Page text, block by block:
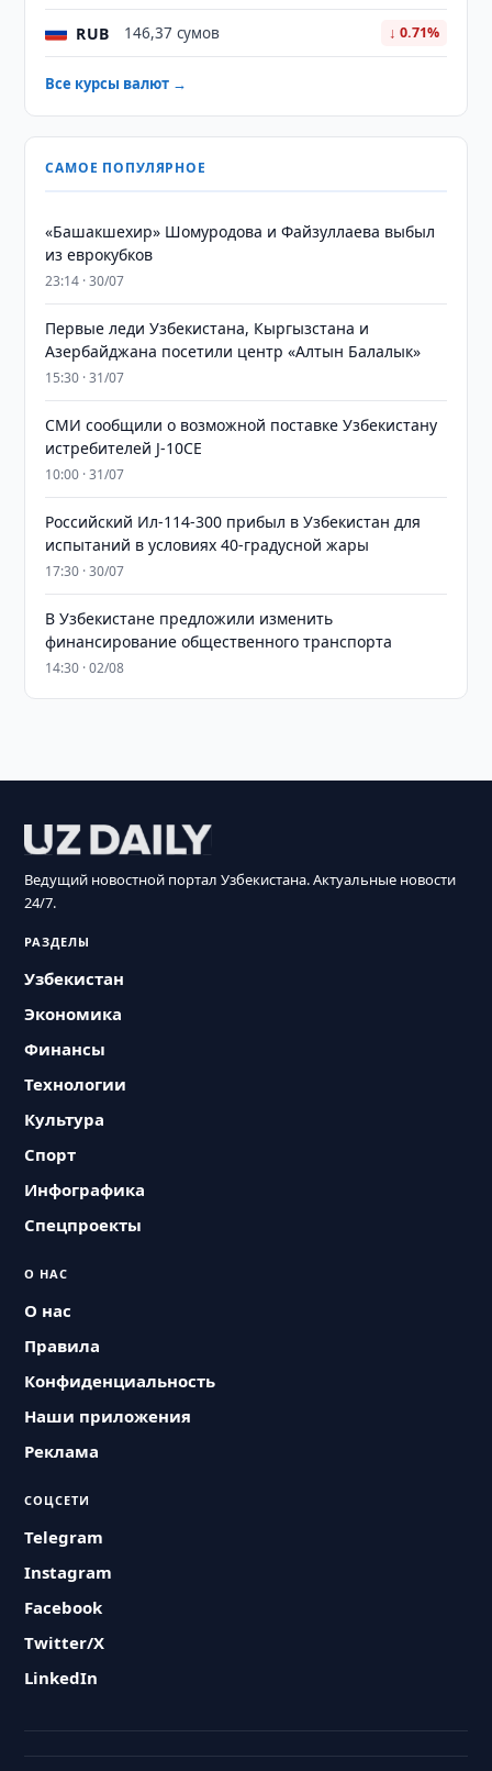
RUB 146,37 сумов ↓ 0.71%
Все курсы валют →
САМОЕ ПОПУЛЯРНОЕ
«Башакшехир» Шомуродова и Файзуллаева выбыл
из еврокубков
23:14 · 30/07
Первые леди Узбекистана, Кыргызстана и
Азербайджана посетили центр «Алтын Балалык»
15:30 · 31/07
СМИ сообщили о возможной поставке Узбекистану
истребителей J-10CE
10:00 · 31/07
Российский Ил-114-300 прибыл в Узбекистан для
испытаний в условиях 40-градусной жары
17:30 · 30/07
В Узбекистане предложили изменить
финансирование общественного транспорта
14:30 · 02/08
Ведущий новостной портал Узбекистана. Актуальные новости
24/7.
РАЗДЕЛЫ
Узбекистан
Экономика
Финансы
Технологии
Культура
Спорт
Инфографика
Спецпроекты
О НАС
О нас
Правила
Конфиденциальность
Наши приложения
Реклама
СОЦСЕТИ
Telegram
Instagram
Facebook
Twitter/X
LinkedIn